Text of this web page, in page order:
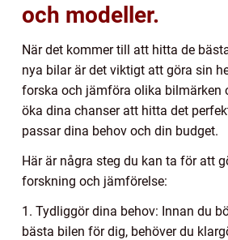
och modeller.
När det kommer till att hitta de
nya bilar är det viktigt att göra sin
forska och jämföra olika bilmärken
öka dina chanser att hitta det
passar dina behov och din budget.
Här är några steg du kan ta för att
forskning och jämförelse:
1. Tydliggör dina behov: Innan du
bästa bilen för dig, behöver du